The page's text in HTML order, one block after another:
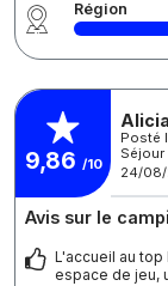
Région
9,86 /10
Posté
24/
Avis sur le
L'accueil au
espace de jeu,